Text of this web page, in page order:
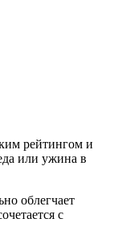
рейтингом и
или ужина в
облегчает
с